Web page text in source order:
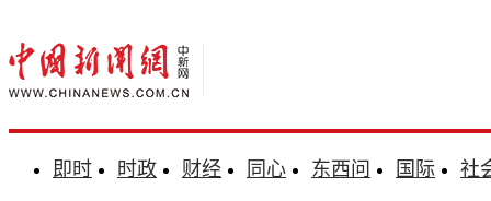
即时 时政 财经 同心 东西问 国际
社